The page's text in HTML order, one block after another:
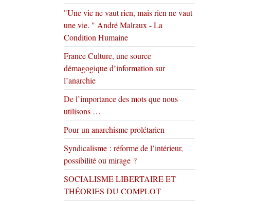
"Une vie ne vaut rien, mais rien ne vaut
une vie. " André Malraux - La
Condition Humaine
France Culture, une source
démagogique d’information sur
l’anarchie
De l’importance des mots que nous
utilisons …
Pour un anarchisme prolétarien
Syndicalisme : réforme de l’intérieur,
possibilité ou mirage ?
SOCIALISME LIBERTAIRE ET
THÉORIES DU COMPLOT